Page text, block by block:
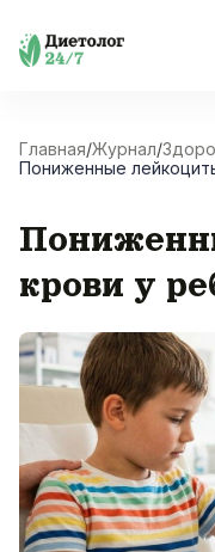
Skip
Главная/Журнал/
Пониженные
крови у